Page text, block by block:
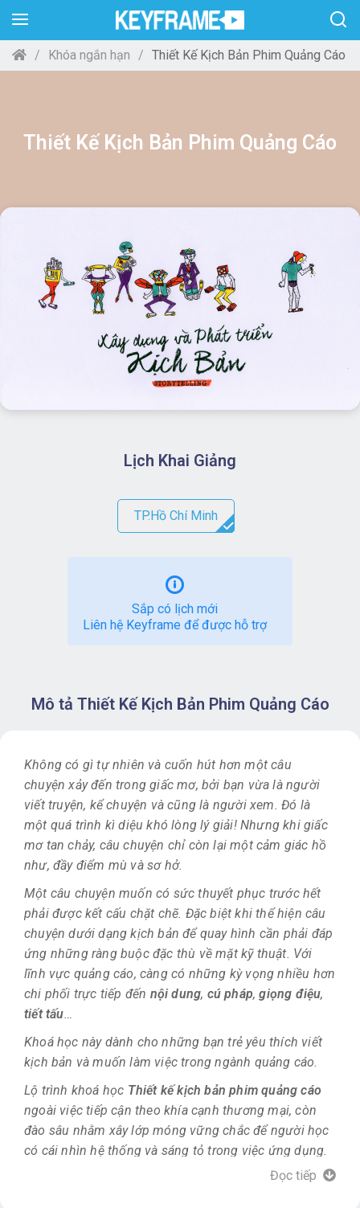
Khóa ngắn hạn Thiết Kế Kịch Bản Phim Quảng Cáo
Thiết Kế Kịch Bản Phim Quảng Cáo
Lịch Khai Giảng
TP.Hồ Chí Minh
Sắp có lịch mới
Liên hệ Keyframe để được hỗ trợ
Mô tả Thiết Kế Kịch Bản Phim Quảng Cáo
Không có gì tự nhiên và cuốn hút hơn một câu
chuyện xảy đến trong giấc mơ, bởi bạn vừa là người
viết truyện, kể chuyện và cũng là người xem. Đó là
một quá trình kì diệu khó lòng lý giải! Nhưng khi giấc
mơ tan chảy, câu chuyện chỉ còn lại một cảm giác hồ
như, đầy điểm mù và sơ hở.
Một câu chuyện muốn có sức thuyết phục trước hết
phải được kết cấu chặt chẽ. Đặc biệt khi thể hiện câu
chuyện dưới dạng kịch bản để quay hình cần phải đáp
ứng những ràng buộc đặc thù về mặt kỹ thuật. Với
lĩnh vực quảng cáo, càng có những kỳ vọng nhiều hơn
chi phối trực tiếp đến nội dung, cú pháp,giọng điệu,
tiết tấu…
Khoá học này dành cho những bạn trẻ yêu thích viết
kịch bản và muốn làm việc trong ngành quảng cáo.
Lộ trình khoá học Thiết kế kịch bản phim quảng cáo
ngoài việc tiếp cận theo khía cạnh thương mại, còn
đào sâu nhằm xây lớp móng vững chắc để người học
có cái nhìn hệ thống và sáng tỏ trong việc ứng dụng.
Đọc tiếp